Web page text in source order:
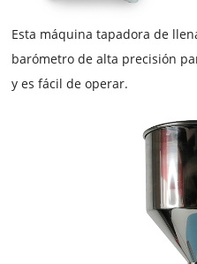
Esta máquina tapadora de
barómetro de alta precisión
y es fácil de operar.